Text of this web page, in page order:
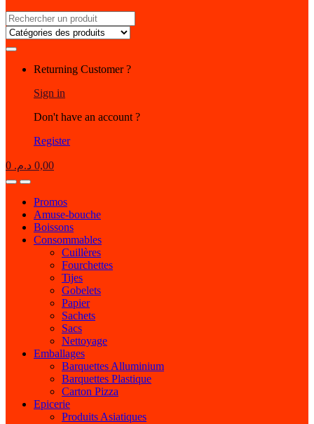
Search
for:
Returning Customer ?
Sign in
Don't have an account ?
Register
0 0,00 د.م.
OpenClose
Promos
Amuse-bouche
Boissons
Consommables
Cuillères
Fourchettes
Tijes
Gobelets
Papier
Sachets
Sacs
Nettoyage
Emballages
Barquettes Alluminium
Barquettes Plastique
Carton Pizza
Epicerie
Produits Asiatiques